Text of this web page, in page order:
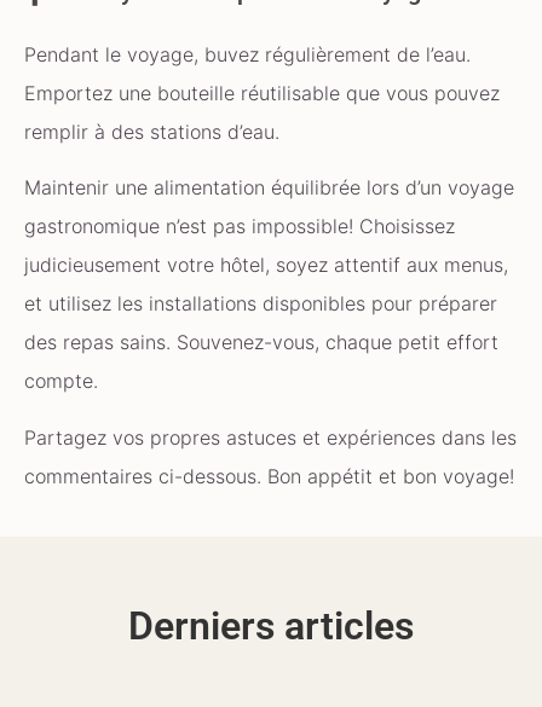
Pendant le voyage, buvez régulièrement de l’eau.
Emportez une bouteille réutilisable que vous pouvez
remplir à des stations d’eau.
Maintenir une alimentation équilibrée lors d’un voyage
gastronomique n’est pas impossible! Choisissez
judicieusement votre hôtel, soyez attentif aux menus,
et utilisez les installations disponibles pour préparer
des repas sains. Souvenez-vous, chaque petit effort
compte.
Partagez vos propres astuces et expériences dans les
commentaires ci-dessous. Bon appétit et bon voyage!
Derniers articles